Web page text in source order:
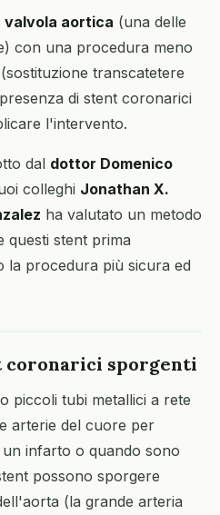
valvola aortica (una delle
con una procedura meno
(sostituzione transcatetere
di stent coronarici
l'intervento.
dal dottor Domenico
colleghi Jonathan X.
ha valutato un metodo
stent prima
la procedura più sicura ed
coronarici sporgenti
piccoli tubi metallici a rete
arterie del cuore per
infarto o quando sono
possono sporgere
(la grande arteria